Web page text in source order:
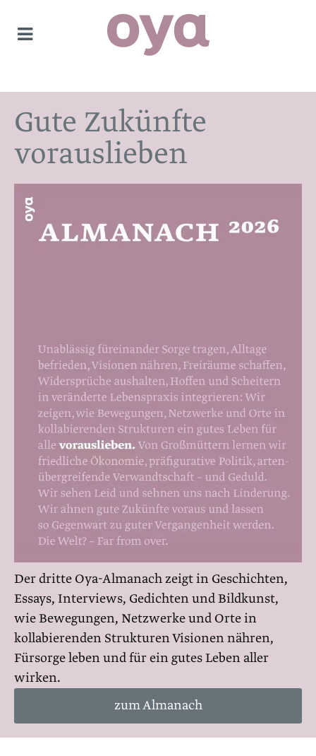
Gute Zukünfte
vorauslieben
Der dritte Oya-Almanach zeigt in Geschichten,
Essays, Interviews, Gedichten und Bildkunst,
wie Bewegungen, Netzwerke und Orte in
kollabierenden Strukturen Visionen nähren,
Fürsorge leben und für ein gutes Leben aller
wirken.
zum Almanach